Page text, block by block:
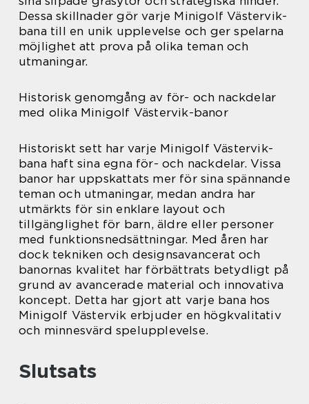
Dessa skillnader gör varje Minigolf Västervik-
bana till en unik upplevelse och ger spelarna
möjlighet att prova på olika teman och
utmaningar.
Historisk genomgång av för- och nackdelar
med olika Minigolf Västervik-banor
Historiskt sett har varje Minigolf Västervik-
bana haft sina egna för- och nackdelar. Vissa
banor har uppskattats mer för sina spännande
teman och utmaningar, medan andra har
utmärkts för sin enklare layout och
tillgänglighet för barn, äldre eller personer
med funktionsnedsättningar. Med åren har
dock tekniken och designsavancerat och
banornas kvalitet har förbättrats betydligt på
grund av avancerade material och innovativa
koncept. Detta har gjort att varje bana hos
Minigolf Västervik erbjuder en högkvalitativ
och minnesvärd spelupplevelse.
Slutsats